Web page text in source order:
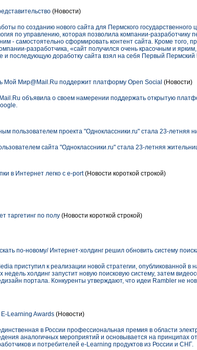
(Новости)
по созданию нового сайта для Пермского
по управлению, которая позволила компании-разработчику
- самостоятельно сформировать контент сайта. Кроме того,
разработчика, «сайт получился очень красочным и
и последующую доработку сайта взял на себя Первый
Мой Мир@Mail.Ru поддержит платформу Open Social (Новости)
объявила о своем намерении поддержать открытую
пользователем проекта "Одноклассники.ru" стала 23-летняя
сайта "Одноклассники.ru" стала 23-летняя
в Интернет легко с e-port(Новости короткой строкой)
таргетинг по полу (Новости короткой строкой)
по-новому/ Интернет-холдинг решил обновить систему
приступил к реализации новой стратегии, опубликованной
недель холдинг запустит новую поисковую систему, затем
портала. Конкуренты утверждают, что идеи Rambler не
Learning Awards (Новости)
в России профессиональная премия в области
аналогичных мероприятий и основывается на принципах
и потребителей e-Learning продуктов из России и СНГ.